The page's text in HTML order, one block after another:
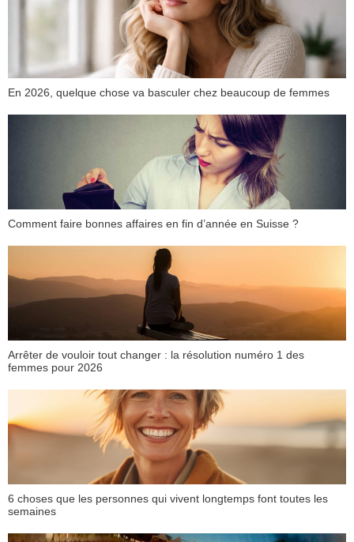
En 2026, quelque chose va basculer chez beaucoup de femmes
Comment faire bonnes affaires en fin d’année en Suisse ?
Arrêter de vouloir tout changer : la résolution numéro 1 des
femmes pour 2026
6 choses que les personnes qui vivent longtemps font toutes les
semaines